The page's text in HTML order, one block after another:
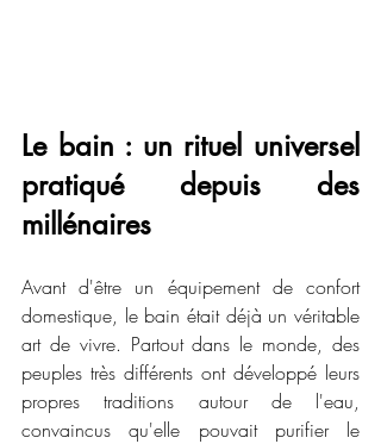
Le bain : un rituel universel
pratiqué depuis des
millénaires
Avant d'être un équipement de confort
domestique, le bain était déjà un véritable
art de vivre. Partout dans le monde, des
peuples très différents ont développé leurs
propres traditions autour de l'eau,
convaincus qu'elle pouvait purifier le